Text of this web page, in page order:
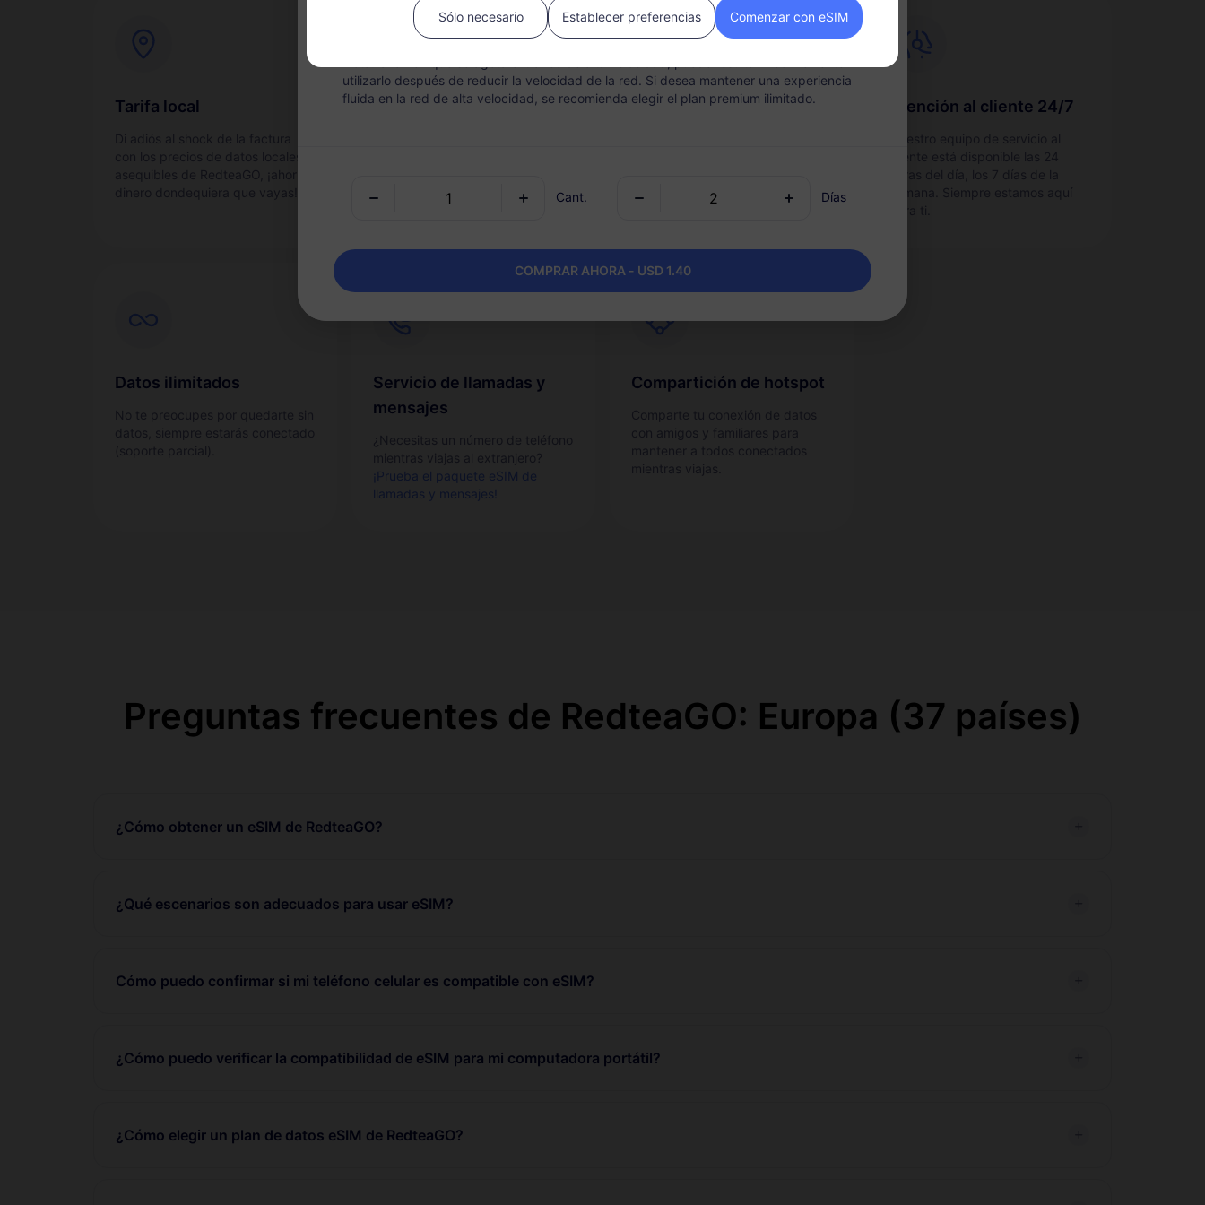
Tarifa local Conectividad instantánea Opción de recarga Atención al cliente 24/7
Datos ilimitados
Servicio de llamadas y
mensajes
¡Prueba el paquete eSIM de
llamadas y mensajes!
Compartición de hotspot
Preguntas frecuentes de RedteaGO: Europa (37 países)
¿Cómo obtener un eSIM de RedteaGO?
¿Qué escenarios son adecuados para usar eSIM?
Cómo puedo confirmar si mi teléfono celular es compatible con eSIM?
¿Cómo puedo verificar la compatibilidad de eSIM para mi computadora portátil?
¿Cómo elegir un plan de datos eSIM de RedteaGO?
Compartir Hotspot: Incluye la capacidad de compartir la conexión a través de hotspot.
utilizarlo después de reducir la velocidad de la red. Si desea mantener una experiencia
fluida en la red de alta velocidad, se recomienda elegir el plan premium ilimitado.
Cant. Días
COMPRAR AHORA - USD 1.40
Sólo necesario Establecer preferencias Comenzar con eSIM